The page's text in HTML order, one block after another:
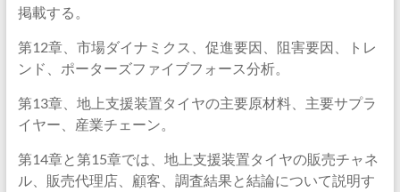
掲載する。
第12章、市場ダイナミクス、促進要因、阻害要因、トレ
ンド、ポーターズファイブフォース分析。
第13章、地上支援装置タイヤの主要原材料、主要サプラ
イヤー、産業チェーン。
第14章と第15章では、地上支援装置タイヤの販売チャネ
ル、販売代理店、顧客、調査結果と結論について説明す